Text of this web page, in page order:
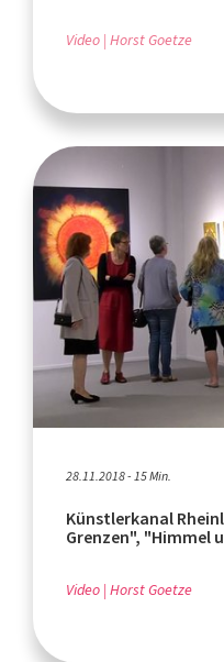
Video Horst Goetze
28.11.2018 - 15 Min.
Künstlerkanal
Grenzen", "Himmel
Video Horst Goetze